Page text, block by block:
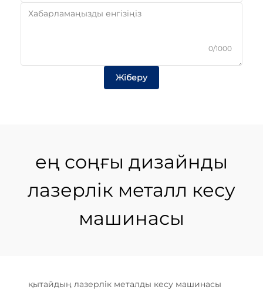
0/1000
Жіберу
ең соңғы дизайнды
лазерлік металл кесу
машинасы
қытайдың лазерлік металды кесу машинасы